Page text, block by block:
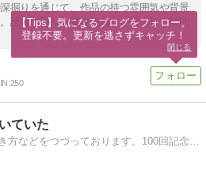
掘りを通じて、作品の持つ雰囲気や背景
読者に新たな視点や案内を提供し、知的
250
ていた
一部小説、一部小説の書き方などをつづっております。100回記念を以て、アメーバ公式ブログに移行しました。新アドレスは、https://ameblo.jp/kimura-tyukei/です。よろしくお願いいたします。
【Tips】気になるブログをフォロー。
登録不要。更新を逃さずキャッチ！
閉じる